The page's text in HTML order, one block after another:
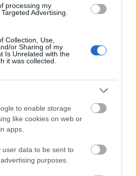
processing my
Advertising.
Collection, Use,
or Sharing of my
Is Unrelated with the
it was collected.
to enable storage
like cookies on web or
apps.
user data to be sent to
purposes.
okostelefonos
meg több millió embert